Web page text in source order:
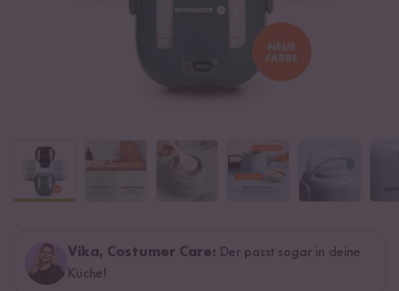
Vika, Costumer Care: Der passt sogar in deine
Küche!